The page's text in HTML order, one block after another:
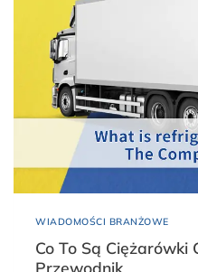
WIADOMOŚCI BRANŻOWE
Co To Są Ciężarówki
Przewodnik